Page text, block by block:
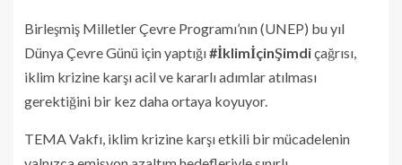
Birleşmiş Milletler Çevre Programı’nın (UNEP) bu yıl
Dünya Çevre Günü için yaptığı#İklimİçinŞimdiçağrısı,
iklim krizine karşı acil ve kararlı adımlar atılması
gerektiğini bir kez daha ortaya koyuyor.
TEMA Vakfı, iklim krizine karşı etkili bir mücadelenin